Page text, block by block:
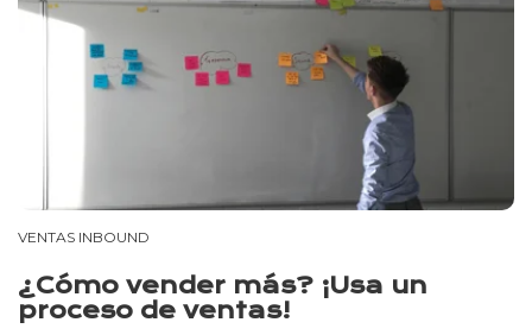
VENTAS INBOUND
¿Cómo vender más? ¡Usa un
proceso de ventas!